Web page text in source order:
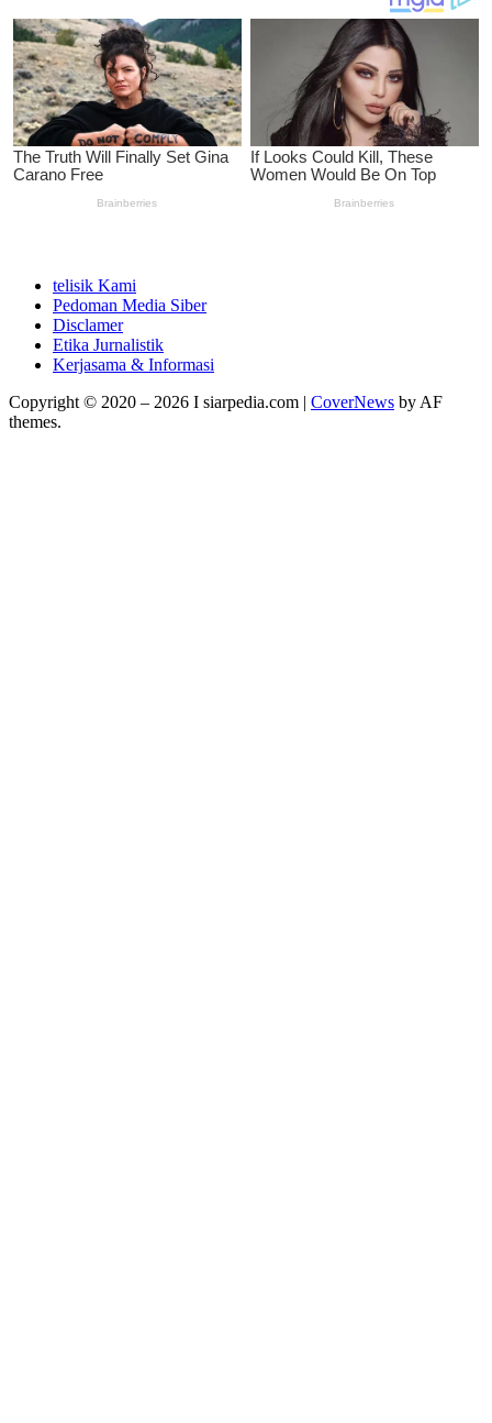
telisik Kami
Pedoman Media Siber
Disclamer
Etika Jurnalistik
Kerjasama & Informasi
Copyright © 2020 – 2026 I siarpedia.com | CoverNews by AF
themes.